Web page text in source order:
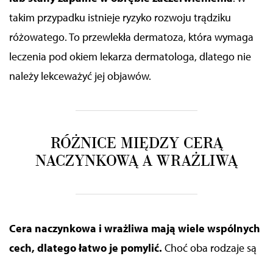
takim przypadku istnieje ryzyko rozwoju trądziku
różowatego. To przewlekła dermatoza, która wymaga
leczenia pod okiem lekarza dermatologa, dlatego nie
należy lekceważyć jej objawów.
RÓŻNICE MIĘDZY CERĄ
NACZYNKOWĄ A WRAŻLIWĄ
Cera naczynkowa i wrażliwa mają wiele wspólnych
cech, dlatego łatwo je pomylić. Choć oba rodzaje są